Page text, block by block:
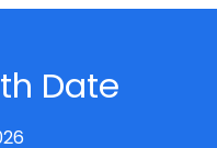
Date